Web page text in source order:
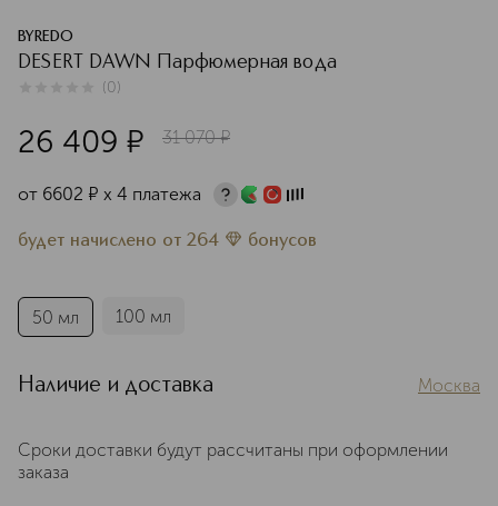
BYREDO
DESERT DAWN Парфюмерная вода
(0)
26 409 ¤ 31 070 ¤
от 6602 ¤ х 4 платежа
будет начислено от 264 бонусов
50 мл 100 мл
Наличие и доставка Москва
Сроки доставки будут рассчитаны при оформлении
заказа